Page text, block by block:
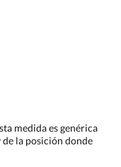
medida es genérica
la posición donde